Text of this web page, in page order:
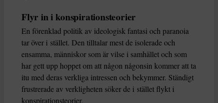
Flyr in i konspirationsteorier
En förenklad politik av ideologisk fantasi och paranoia
tar över i stället. Den tilltalar mest de isolerade och
ensamma, människor som är vilse i samhället och som
har gett upp hoppet om att någon någonsin kommer att ta
itu med deras verkliga intressen och bekymmer. Ständigt
frustrerade av verkligheten söker de i stället flykt i
konspirationsteorier.